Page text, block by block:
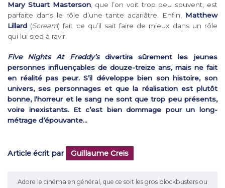
Mary Stuart Masterson, que l’on voit trop peu souvent, est
parfaite dans le rôle d’une tante acariâtre. Enfin, Matthew
Lillard (Scream) fait ce qu’il sait faire de mieux dans un rôle
qui lui sied à ravir.
Five Nights At Freddy’s divertira sûrement les jeunes
personnes influençables de douze-treize ans, mais ne fait
en réalité pas peur. S’il développe bien son histoire, son
univers, ses personnages et que la réalisation est plutôt
bonne, l’horreur et le sang ne sont que trop peu présents,
voire inexistants. Et c’est bien dommage pour un long-
métrage d’épouvante…
Article écrit par Guillaume Creis
Adore le cinéma en général, que ce soit les gros blockbusters ou